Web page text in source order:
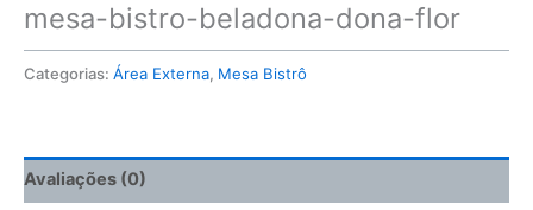
mesa-bistro-beladona-dona-flor
Categorias: Área Externa, Mesa Bistrô
Avaliações (0)